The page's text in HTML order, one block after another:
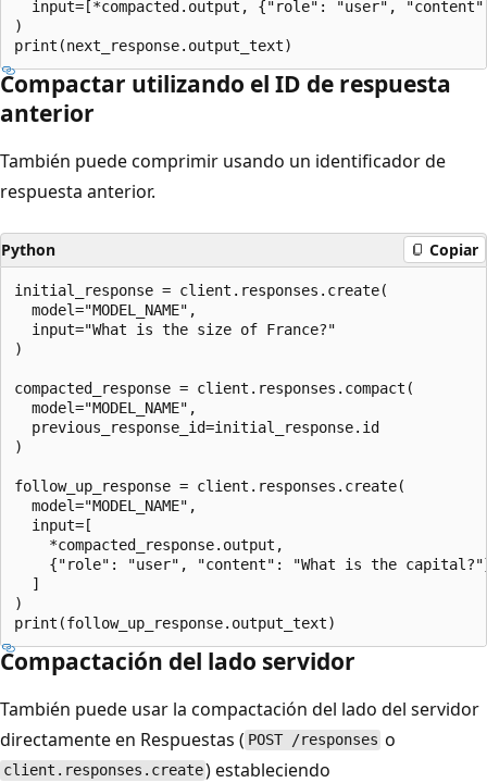
input=[*compacted.output, {"role": "user",
)
Compactar utilizando el ID de respuesta
anterior
También puede comprimir usando un identificador de
respuesta anterior.
Python Copiar
initial_response = client.responses.create(
  model="MODEL_NAME",
  input="What is the size of France?"
)
compacted_response = client.responses.compact(
  model="MODEL_NAME",
  previous_response_id=initial_response.id
)
follow_up_response = client.responses.create(
  model="MODEL_NAME",
  input=[
    *compacted_response.output,
{"role": "user", "content": "What is the
  ]
)
Compactación del lado servidor
También puede usar la compactación del lado del servidor
directamente en Respuestas ( POST /responses o
client.responses.create) estableciendo